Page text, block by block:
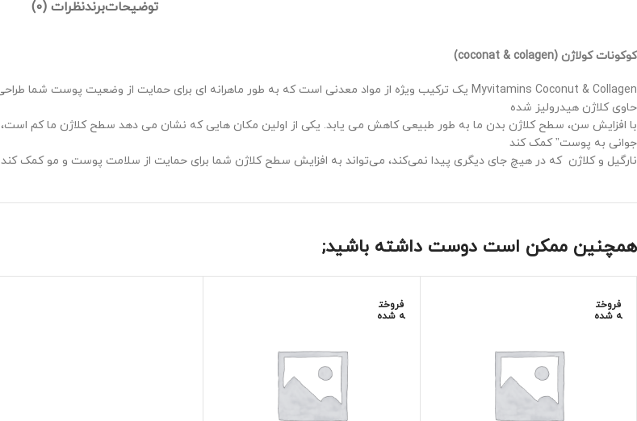
توضیحاتبرندنظرات (0)
کوکونات کولاژن (coconat & colagen)
Myvitamins Coconut & Collagen یک ترکیب ویژه از مواد معدنی است که به طور ماهرانه ای برای حمایت از وضعیت پوست شما طراحی شده است
حاوی کلاژن هیدرولیز شده
جوانی به پوست” کمک کند
نارگیل و کلاژن که در هیچ جای دیگری پیدا نمی‌کند، می‌تواند به افزایش سطح کلاژن شما برای حمایت از سلامت پوست و مو کمک کند
همچنین ممکن است دوست داشته باشید;
فروخت
ه شده
فروخت
ه شده